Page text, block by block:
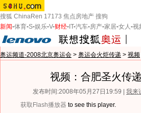
搜狐 ChinaRen 17173 焦点房地产 搜狗
新闻-体育-S-娱乐-V-财经- IT-汽车-房产-家居-女人-视
奥运频道-2008北京奥运会 > 奥运会火炬传递 > 视频
视频：合肥圣火传
发布时间:2008年05月27日19:59 | 我来
获取Flash播放器 to see this player.